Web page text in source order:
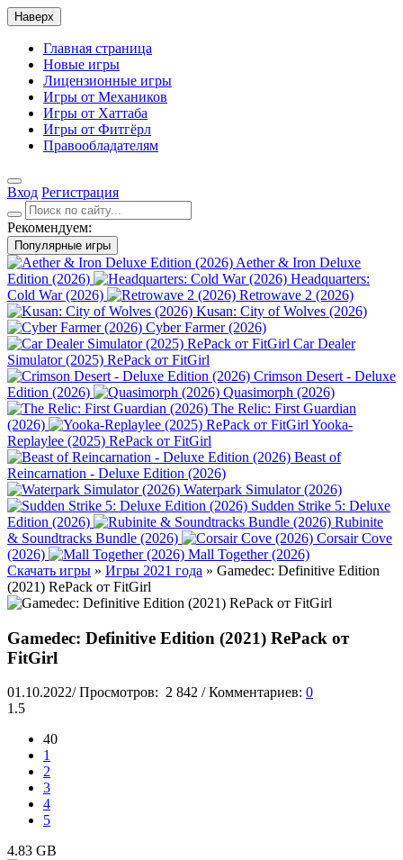
Наверх
Главная страница
Новые игры
Лицензионные игры
Игры от Механиков
Игры от Хаттаба
Игры от Фитгёрл
Правообладателям
Вход Регистрация
Рекомендуем:
Популярные игры
Aether & Iron Deluxe
Edition (2026)
Headquarters:
Cold War (2026)
Retrowave 2 (2026)
Kusan: City of Wolves (2026)
Cyber Farmer (2026)
Car Dealer
Simulator (2025) RePack от FitGirl
Crimson Desert - Deluxe
Edition (2026)
Quasimorph (2026)
The Relic: First Guardian
(2026)
Yooka-
Replaylee (2025) RePack от FitGirl
Beast of
Reincarnation - Deluxe Edition (2026)
Waterpark Simulator (2026)
Sudden Strike 5: Deluxe
Edition (2026)
Rubinite
& Soundtracks Bundle (2026)
Corsair Cove
(2026)
Mall Together (2026)
Скачать игры » Игры 2021 года » Gamedec: Definitive Edition
(2021) RePack от FitGirl
Gamedec: Definitive Edition (2021) RePack от
FitGirl
01.10.2022/ Просмотров: 2 842 / Комментариев: 0
1.5
40
1
2
3
4
5
4.83 GB